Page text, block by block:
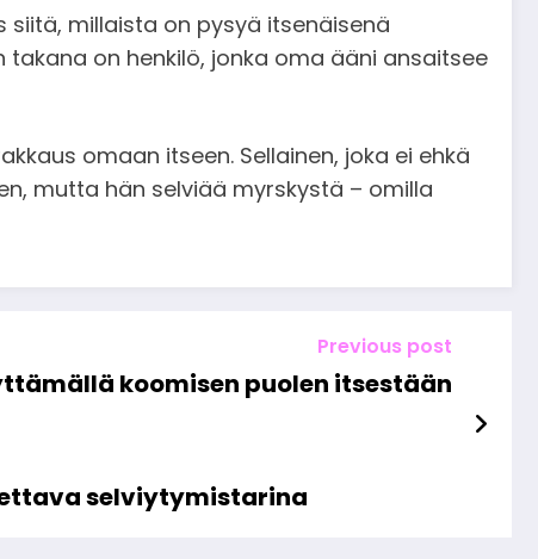
siitä, millaista on pysyä itsenäisenä
on henkilö, jonka oma ääni ansaitsee
omaan itseen. Sellainen, joka ei ehkä
mutta hän selviää myrskystä – omilla
Previous post
koomisen puolen itsestään
selviytymistarina